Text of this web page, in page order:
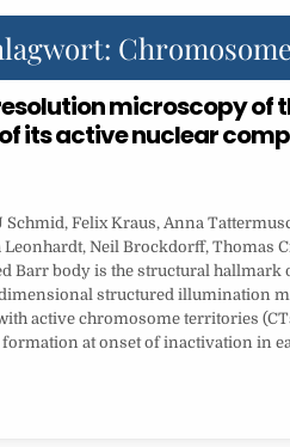
microscopy of
its active nuclear
Felix Kraus, Anna
Neil Brockdorff, Thomas
Barr body is the structural
structured illumination
active chromosome territories
at onset of inactivation in